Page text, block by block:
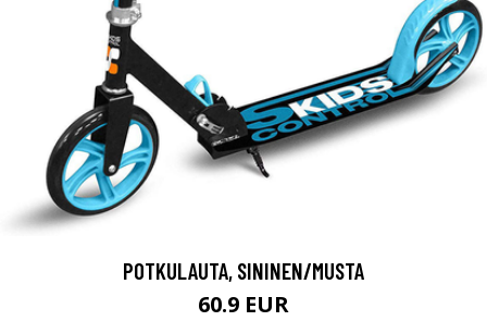
POTKULAUTA, SININEN/MUSTA
60.9 EUR